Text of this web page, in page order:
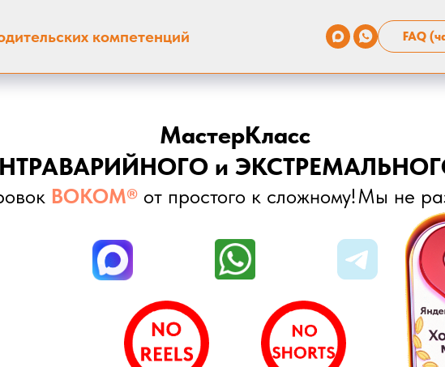
компетенций FAQ
МастерКласс
и
Мы не
ВОКОМ® от простого к сложному!